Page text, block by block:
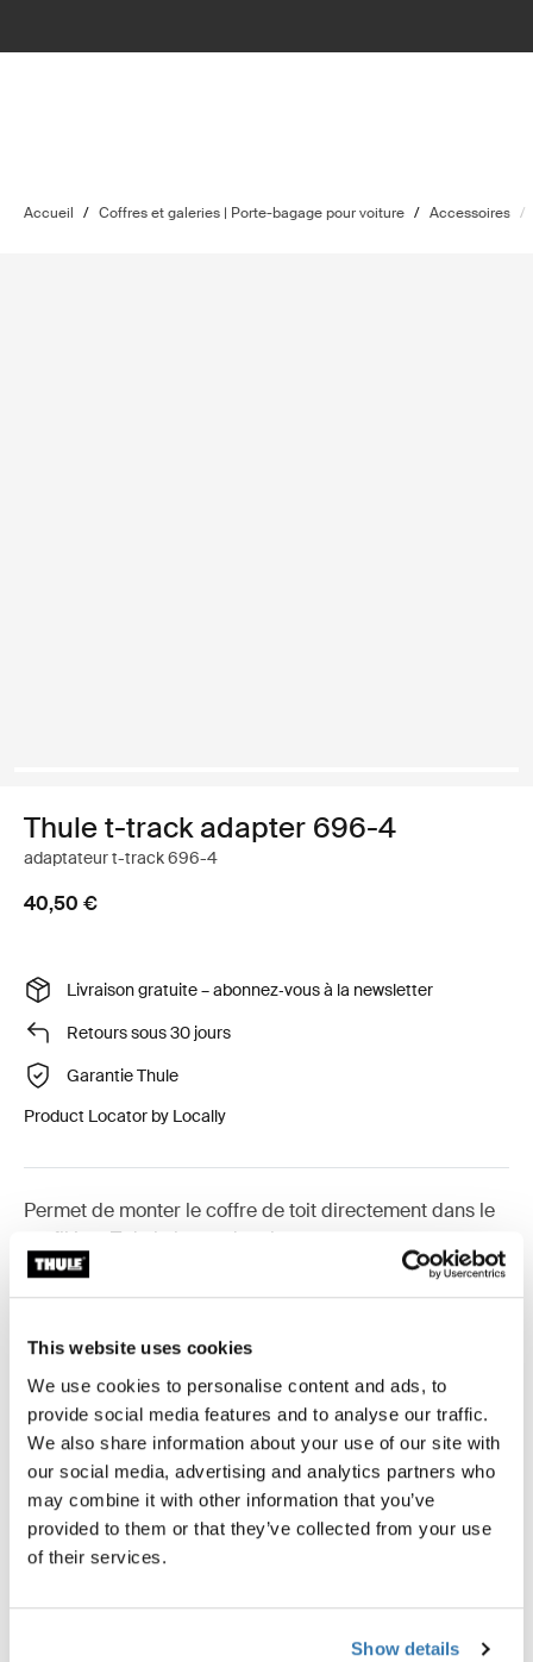
This website uses cookies
We use cookies to personalise content and ads, to
provide social media features and to analyse our traffic.
We also share information about your use of our site with
our social media, advertising and analytics partners who
may combine it with other information that you’ve
provided to them or that they’ve collected from your use
of their services.
Show details
Accueil / Coffres et galeries | Porte-bagage pour voiture / Accessoires /
Thule t-track adapter 696-4
adaptateur t-track 696-4
40,50 €
Livraison gratuite – abonnez‑vous à la newsletter
Retours sous 30 jours
Garantie Thule
Product Locator by Locally
Permet de monter le coffre de toit directement dans le
profilé en T de la barre de toit.
Toggle features
Toutes les caractéristiques
Toggle techspec
Caractéristiques techniques
Toggle guides and instructions
Instructions
Toggle overview